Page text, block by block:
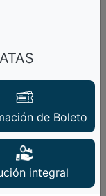
cliente" en
número
y nunca
afectó a vuelos
Mercado Pago
de tu tarjeta de
de Boleto
integral